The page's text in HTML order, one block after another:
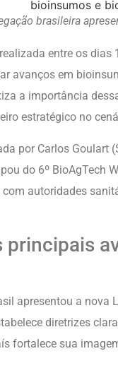
brasileira
entre os dias
avanços em
a importância
estratégico no
por Carlos Goulart
do 6º BioAgTech
autoridades
principais
apresentou a
diretrizes
fortalece sua